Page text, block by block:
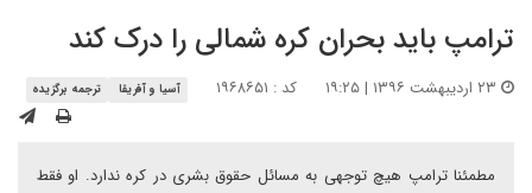
ترامپ باید بحران کره شمالی را درک کند
کد : ۱۹۶۸۶۵۱ آسیا و آفریقا ترجمه برگزیده
مطمئنا ترامپ هیچ توجهی به مسائل حقوق بشری در کره ندارد. او فقط